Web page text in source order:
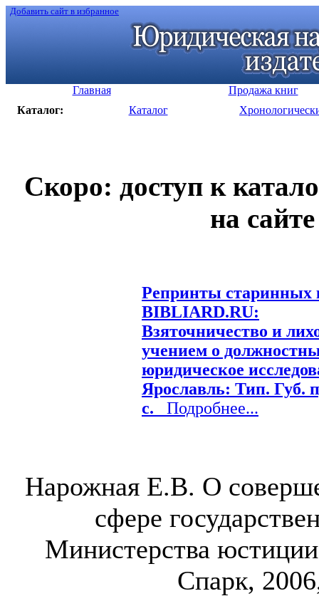
Добавить сайт в избранное
Главная
Продажа книг
Каталог:
Каталог
Скоро: доступ к
на
Репринты старинных
BIBLIARD.RU:
Взяточничество и
учением о
юридическое
Ярославль: Тип. Губ.
с. Подробнее...
Нарожная Е.В. О
сфере
Министерства
Спарк,